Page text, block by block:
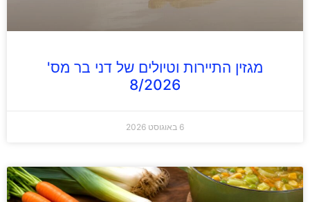
מגזין התיירות וטיולים של דני בר מס'
8/2026
6 באוגוסט 2026